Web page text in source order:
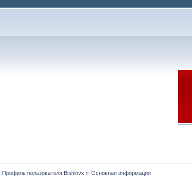
Профиль пользователя Bishlovx » Основная информация